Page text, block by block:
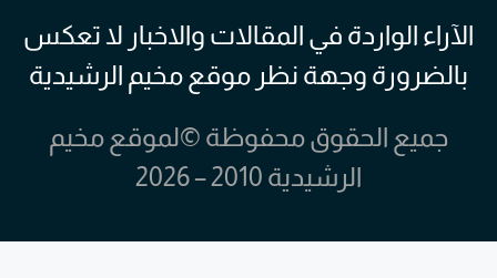
الآراء الواردة في المقالات والاخبار لا تعكس
بالضرورة وجهة نظر موقع مخيم الرشيدية
جميع الحقوق محفوظة ©لموقع مخيم
الرشيدية 2010 – 2026